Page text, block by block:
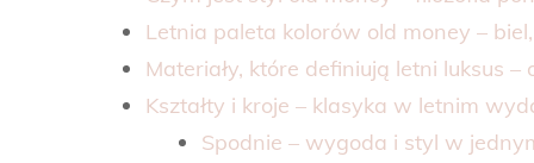
Letnia paleta kolorów old money –
Materiały, które definiują letni luksus
Kształty i kroje – klasyka w letnim
Spodnie – wygoda i styl w